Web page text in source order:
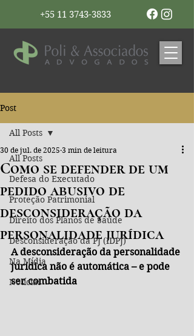
+55 11 3743-3833
Post
All Posts
Defesa do Executado
Proteção Patrimonial
Direito dos Planos de Saúde
Desconsideração da PJ (IDPJ)
Na Mídia
Notícias
All Posts
Como se defender de um
pedido abusivo de
desconsideração da
personalidade jurídica
30 de jul. de 2025 3 min de leitura
A desconsideração da personalidade
jurídica não é automática – e pode
ser combatida